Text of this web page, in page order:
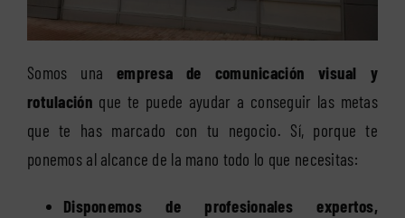
Somos unaempresa de comunicación visual y
rotulación que te puede ayudar a conseguir las metas
que te has marcado con tu negocio. Sí, porque te
ponemos al alcance de la mano todo lo que necesitas:
Disponemos de profesionales expertos,